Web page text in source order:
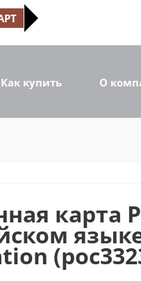
Как купить О
карта